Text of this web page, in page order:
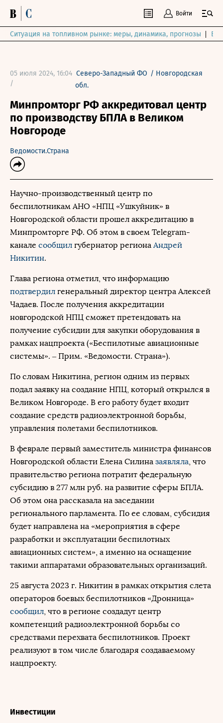
Войти
Ситуация на топливном рынке: меры, динамика, прогнозы
05 июля 2024, 16:04
/
Северо-Западный ФО / Новгородская
обл.
Минпромторг РФ аккредитовал центр
по производству БПЛА в Великом
Новгороде
Ведомости.Страна
Научно-производственный центр по
беспилотникам АНО «НПЦ «Ушкуйник» в
Новгородской области прошел аккредитацию в
Минпромторге РФ. Об этом в своем Telegram-
канале сообщил губернатор региона Андрей
Никитин.
Глава региона отметил, что информацию
подтвердил генеральный директор центра Алексей
Чадаев. После получения аккредитации
новгородской НПЦ сможет претендовать на
получение субсидии для закупки оборудования в
рамках нацпроекта («Беспилотные авиационные
системы». – Прим. «Ведомости. Страна»).
По словам Никитина, регион одним из первых
подал заявку на создание НПЦ, который открылся в
Великом Новгороде. В его работу будет входит
создание средств радиоэлектронной борьбы,
управления полетами беспилотников.
В феврале первый заместитель министра финансов
Новгородской области Елена Силина заявляла, что
правительство региона потратит федеральную
субсидию в 277 млн руб. на развитие сферы БПЛА.
Об этом она рассказала на заседании
регионального парламента. По ее словам, субсидия
будет направлена на «мероприятия в сфере
разработки и эксплуатации беспилотных
авиационных систем», а именно на оснащение
такими аппаратами образовательных организаций.
25 августа 2023 г. Никитин в рамках открытия слета
операторов боевых беспилотников «Дронница»
сообщил, что в регионе создадут центр
компетенций радиоэлектронной борьбы со
средствами перехвата беспилотников. Проект
реализуют в том числе благодаря создаваемому
нацпроекту.
Инвестиции